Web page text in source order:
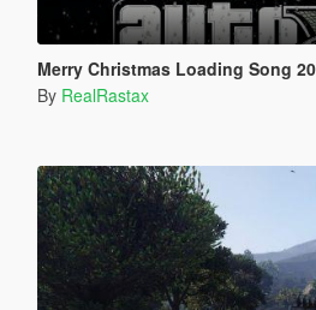
Merry Christmas Loading Song
By RealRastax